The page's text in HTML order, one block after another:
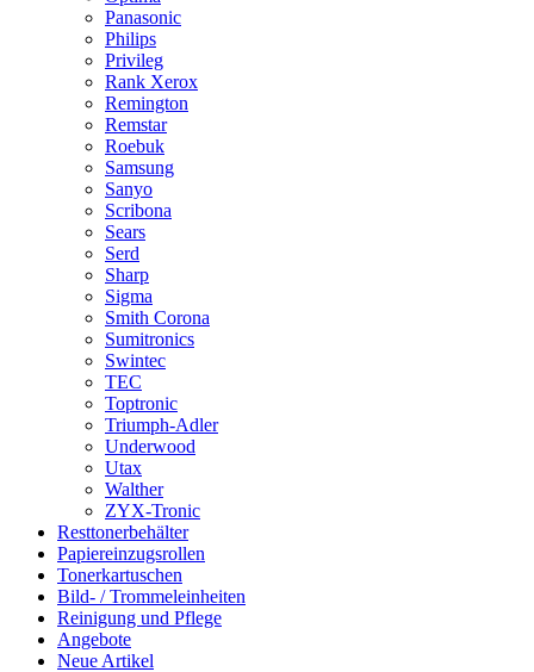
Panasonic
Philips
Privileg
Rank Xerox
Remington
Remstar
Roebuk
Samsung
Sanyo
Scribona
Sears
Serd
Sharp
Sigma
Smith Corona
Sumitronics
Swintec
TEC
Toptronic
Triumph-Adler
Underwood
Utax
Walther
ZYX-Tronic
Resttonerbehälter
Papiereinzugsrollen
Tonerkartuschen
Bild- / Trommeleinheiten
Reinigung und Pflege
Angebote
Neue Artikel